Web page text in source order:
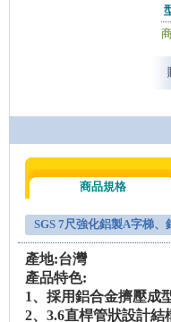
商品規格
SGS 7尺強化鋁製A字梯、
產地:台灣
產品特色:
1、採用鋁合金擠壓成
2、3.6直桿管狀設計結